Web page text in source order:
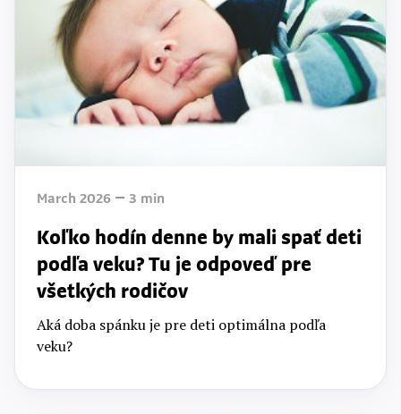
March 2026 3 min
Koľko hodín denne by mali spať deti
podľa veku? Tu je odpoveď pre
všetkých rodičov
Aká doba spánku je pre deti optimálna podľa
veku?